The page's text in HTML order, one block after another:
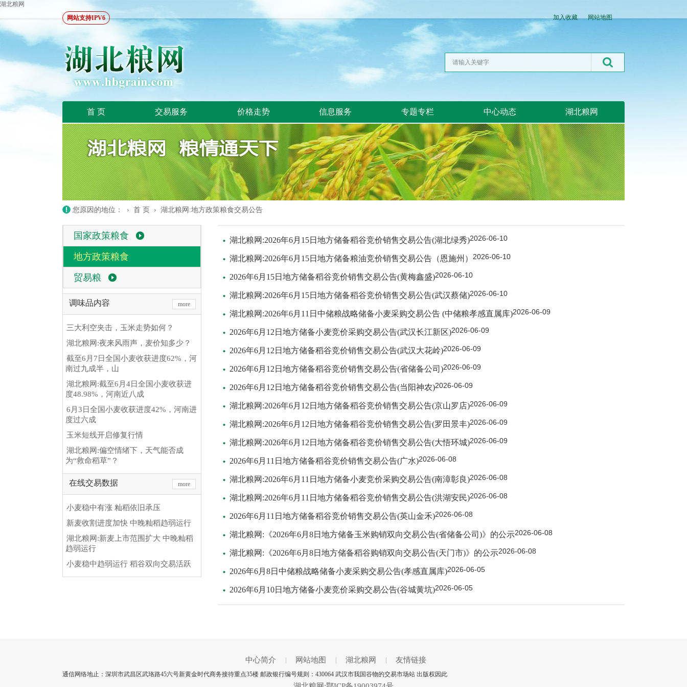
湖北粮网
网站支持IPV6
加入收藏 网站地图
首 页 交易服务 价格走势 信息服务 专题专栏 中心动态 湖北粮网
您原因的地位： › 首 页 › 湖北粮网:地方政策粮食交易公告
国家政策粮食
地方政策粮食
贸易粮
调味品内容 more
三大利空夹击，玉米走势如何？
湖北粮网:夜来风雨声，麦价知多少？
截至6月7日全国小麦收获进度62%，河
南过九成半，山
湖北粮网:截至6月4日全国小麦收获进
度48.98%，河南近八成
6月3日全国小麦收获进度42%，河南进
度过六成
玉米短线开启修复行情
湖北粮网:偏空情绪下，天气能否成
为“救命稻草”？
在线交易数据 more
小麦稳中有涨 籼稻依旧承压
新麦收割进度加快 中晚籼稻趋弱运行
湖北粮网:新麦上市范围扩大 中晚籼稻
趋弱运行
小麦稳中趋弱运行 稻谷双向交易活跃
湖北粮网:2026年6月15日地方储备稻谷竞价销售交易公告(湖北绿秀)2026-06-10
湖北粮网:2026年6月15日地方储备粮油竞价销售交易公告（恩施州） 2026-06-10
2026年6月15日地方储备稻谷竞价销售交易公告(黄梅鑫盛)2026-06-10
湖北粮网:2026年6月15日地方储备稻谷竞价销售交易公告(武汉蔡储)2026-06-10
湖北粮网:2026年6月11日中储粮战略储备小麦采购交易公告 (中储粮孝感直属库)2026-06-09
2026年6月12日地方储备小麦竞价采购交易公告(武汉长江新区)2026-06-09
2026年6月12日地方储备稻谷竞价销售交易公告(武汉大花岭)2026-06-09
2026年6月12日地方储备稻谷竞价销售交易公告(省储备公司)2026-06-09
2026年6月12日地方储备稻谷竞价销售交易公告(当阳神农)2026-06-09
湖北粮网:2026年6月12日地方储备稻谷竞价销售交易公告(京山罗店)2026-06-09
湖北粮网:2026年6月12日地方储备稻谷竞价销售交易公告(罗田景丰)2026-06-09
湖北粮网:2026年6月12日地方储备稻谷竞价销售交易公告(大悟环城)2026-06-09
2026年6月11日地方储备稻谷竞价销售交易公告(广水)2026-06-08
湖北粮网:2026年6月11日地方储备小麦竞价采购交易公告(南漳彰良)2026-06-08
湖北粮网:2026年6月11日地方储备稻谷竞价销售交易公告(洪湖安民)2026-06-08
2026年6月11日地方储备稻谷竞价销售交易公告(英山金禾)2026-06-08
湖北粮网:《2026年6月8日地方储备玉米购销双向交易公告(省储备公司)》的公示2026-06-08
湖北粮网:《2026年6月8日地方储备稻谷购销双向交易公告(天门市)》的公示2026-06-08
2026年6月8日中储粮战略储备小麦采购交易公告(孝感直属库)2026-06-05
2026年6月10日地方储备小麦竞价采购交易公告(谷城黄坑)2026-06-05
中心简介 网站地图 湖北粮网 友情链接
通信网络地止：深圳市武昌区武珞路45六号新黄金时代商务接待重点35楼 邮政银行编号规则：430064 武汉市我国谷物的交易市场站 出版权因此